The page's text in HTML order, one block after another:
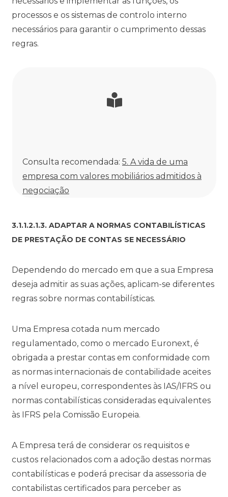
processos e os sistemas de controlo interno
necessários para garantir o cumprimento dessas
regras.
Consulta recomendada: 5. A vida de uma
empresa com valores mobiliários admitidos à
negociação
3.1.1.2.1.3. ADAPTAR A NORMAS CONTABILÍSTICAS
DE PRESTAÇÃO DE CONTAS SE NECESSÁRIO
Dependendo do mercado em que a sua Empresa
deseja admitir as suas ações, aplicam-se diferentes
regras sobre normas contabilísticas.
Uma Empresa cotada num mercado
regulamentado, como o mercado Euronext, é
obrigada a prestar contas em conformidade com
as normas internacionais de contabilidade aceites
a nível europeu, correspondentes às IAS/IFRS ou
normas contabilísticas consideradas equivalentes
às IFRS pela Comissão Europeia.
A Empresa terá de considerar os requisitos e
custos relacionados com a adoção destas normas
contabilísticas e poderá precisar da assessoria de
contabilistas certificados para perceber as